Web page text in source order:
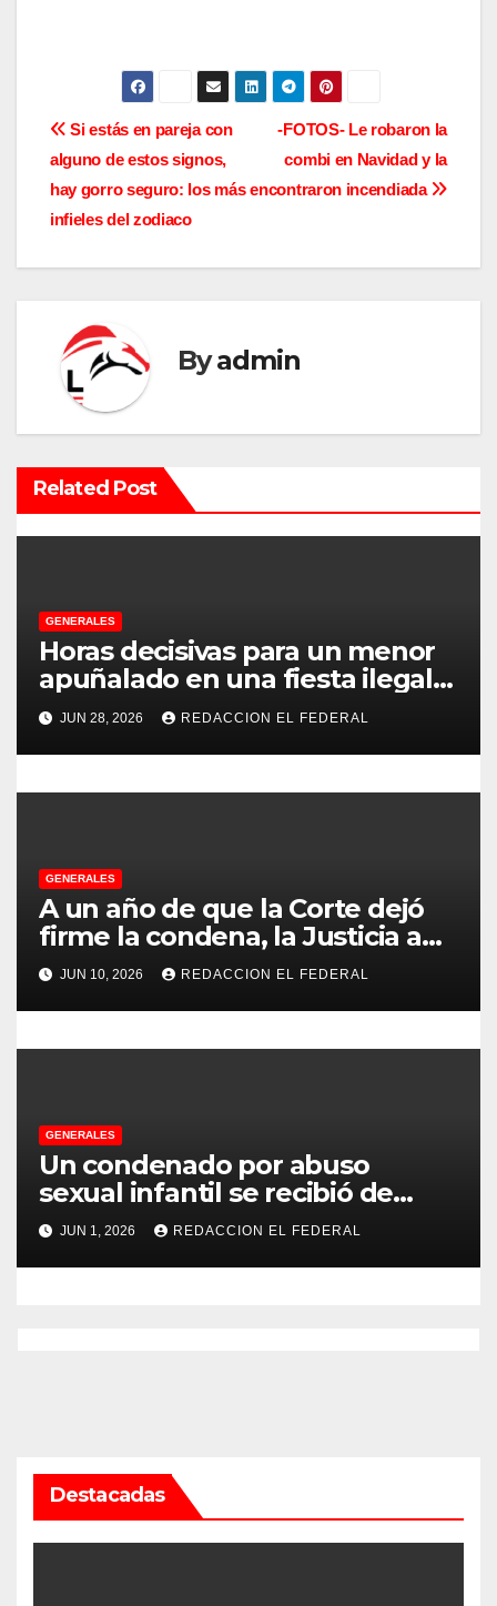
N
a
v
e
a
c
ó
n
e
e
n
a
d
a
s
-FOTOS- Le robaron la
combi en Navidad y la
encontraron incendiada
Si estás en pareja con
alguno de estos signos,
hay gorro seguro: los más
infieles del zodiaco
Byadmin
Related Post
GENERALES
Horas decisivas para un menor
apuñalado en una fiesta ilegal
con más de 500 asistentes en
Chilecito
JUN 28, 2026 REDACCION EL FEDERAL
GENERALES
A un año de que la Corte dejó
firme la condena, la Justicia aún
no pudo decomisarle ni un peso
a CFK
JUN 10, 2026 REDACCION EL FEDERAL
GENERALES
Un condenado por abuso
sexual infantil se recibió de
psicopedagogo dentro del
Servicio Penitenciario de La
Rioja
JUN 1, 2026 REDACCION EL FEDERAL
Destacadas